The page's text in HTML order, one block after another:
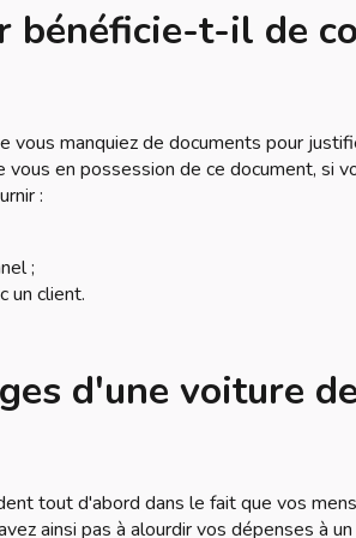
bénéficie-t-il de
vous manquiez de documents pour
vous en possession de ce document, si
:
;
un client.
d'une voiture
tout d'abord dans le fait que vos
ainsi pas à alourdir vos dépenses à